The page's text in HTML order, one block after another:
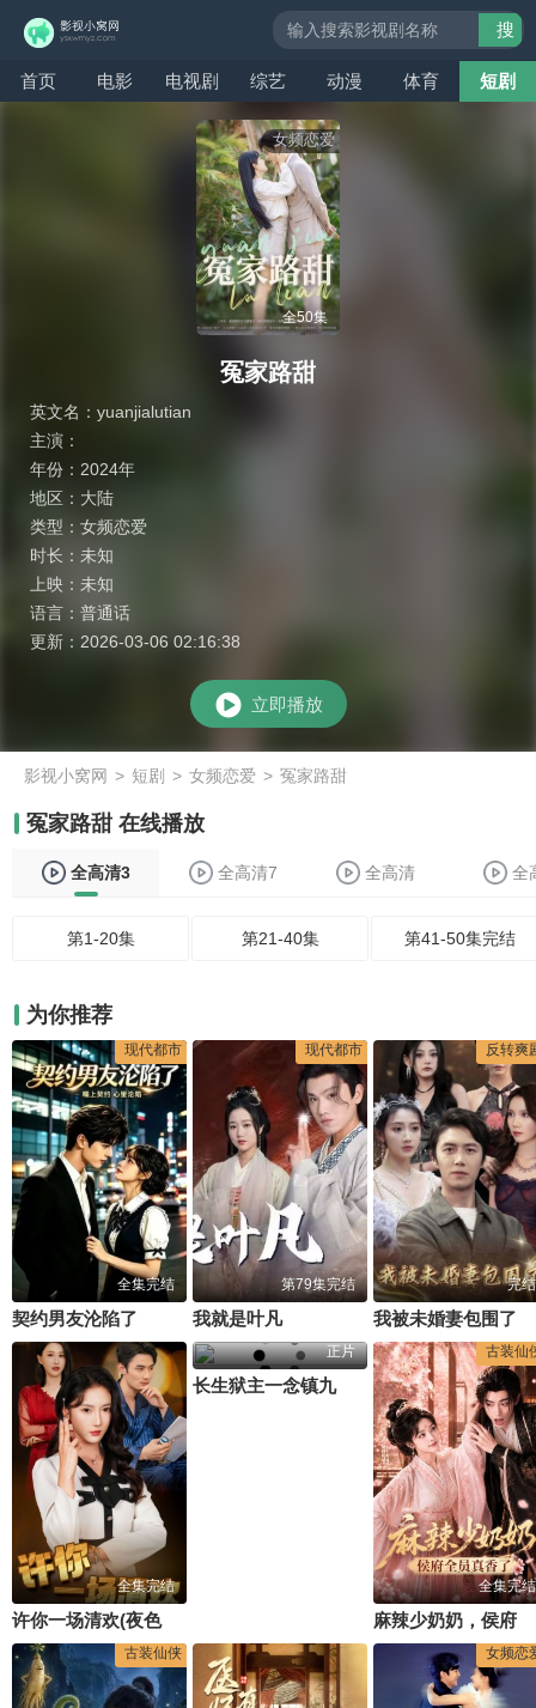
首页 电影 电视剧 综艺 动漫 体育 短剧
搜
索
女频恋爱
全50集
冤家路甜
英文名： yuanjialutian
主演：
年份： 2024年
地区： 大陆
类型： 女频恋爱
时长： 未知
上映： 未知
语言： 普通话
更新： 2026-03-06 02:16:38
立即播放
影视小窝网 > 短剧 > 女频恋爱 > 冤家路甜
冤家路甜 在线播放
全高清3 全高清7 全高清 全
第1-20集 第21-40集 第41-50集完结
为你推荐
现代都市
全集完结
契约男友沦陷了
现代都市
第79集完结
我就是叶凡
反转爽
完结
我被未婚妻包围了
全集完结
许你一场清欢(夜色与她皆温柔)
正片
长生狱主一念镇九幽第二季
古装仙
全集完结
古装仙侠 女频恋